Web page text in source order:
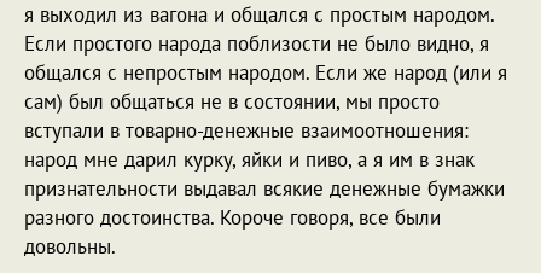
я выходил из вагона и общался с простым народом.
Если простого народа поблизости не было видно, я
общался с непростым народом. Если же народ (или я
сам) был общаться не в состоянии, мы просто
вступали в товарно-денежные взаимоотношения:
народ мне дарил курку, яйки и пиво, а я им в знак
признательности выдавал всякие денежные бумажки
разного достоинства. Короче говоря, все были
довольны.